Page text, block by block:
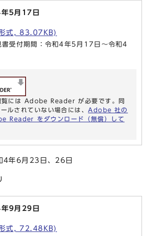
5月17日
式, 83.07KB)
書受付期間：令和4年5月17日～令和4
覧には Adobe Reader が必要です。同
ルされていない場合には、 Adobe 社の
Reader をダウンロード（無償）して
4年6月23日、26日
9月29日
式, 72.48KB)